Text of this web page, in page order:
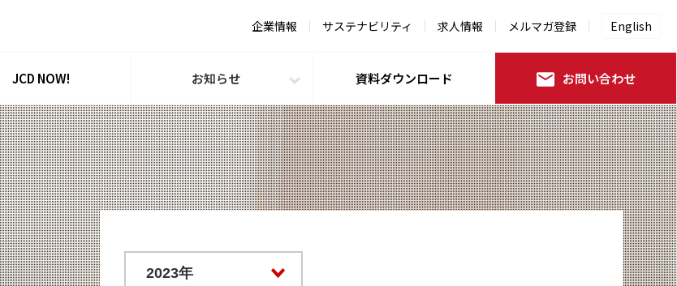
企業情報 サステナビリティ 求人情報 メルマガ登録 English
JCD NOW! お知らせ 資料ダウンロード お問い合わせ